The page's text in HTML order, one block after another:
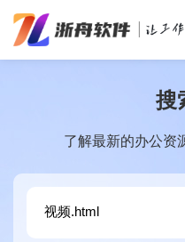
系统工具
搜
了解最新的办公资